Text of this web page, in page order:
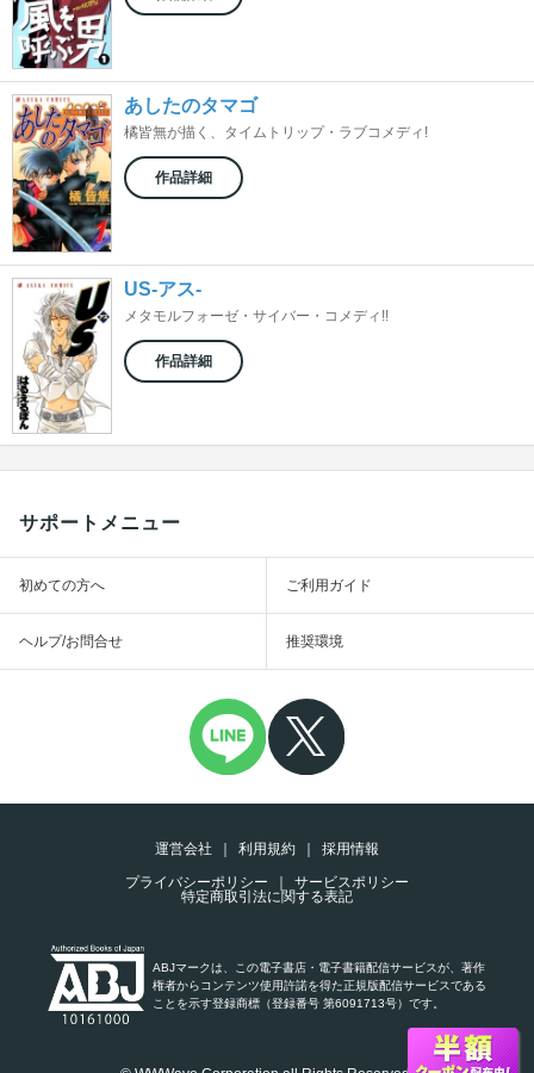
あしたのタマゴ
橘皆無が描く、タイムトリップ・ラブコメディ!
作品詳細
US-アス-
メタモルフォーゼ・サイバー・コメディ!!
作品詳細
サポートメニュー
初めての方へ ご利用ガイド
ヘルプ/お問合せ 推奨環境
運営会社 利用規約
採用情報
プライバシーポリシー
サービスポリシー
特定商取引法に関する表記
ABJマークは、この電子書店・電子書籍配信サービスが、著作
権者からコンテンツ使用許諾を得た正規版配信サービスである
ことを示す登録商標（登録番号 第6091713号）です。